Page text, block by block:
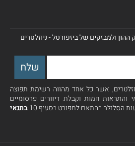
ולמבזקים של ביזפורטל - ניוזלטרים
אשר כל אחד מהווה רשימת תפוצה
והתראות חמות וקבלת דיוורים פרסומיים
הסלולר בהתאם למפורט בסעיף 10
בתנאי